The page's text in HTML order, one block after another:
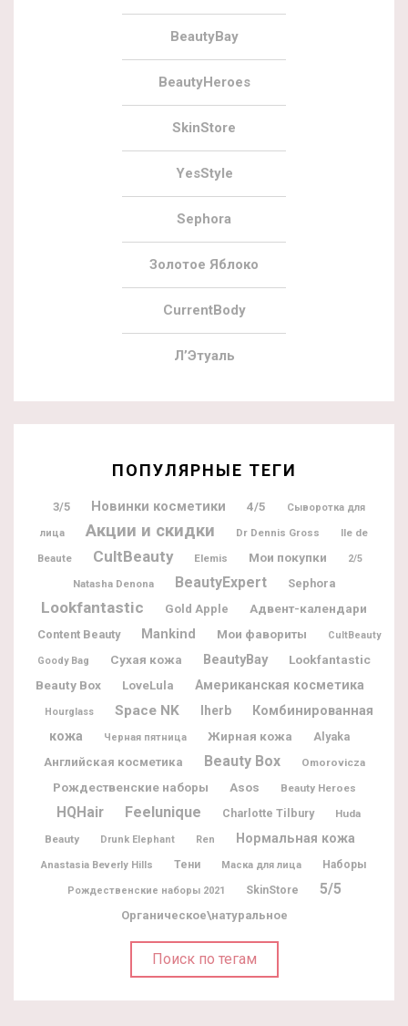
BeautyBay
BeautyHeroes
SkinStore
YesStyle
Sephora
Золотое Яблоко
CurrentBody
Л’Этуаль
ПОПУЛЯРНЫЕ ТЕГИ
3/5 Новинки косметики 4/5 Сыворотка для
лица Акции и скидки Dr Dennis Gross
Ile de
Beaute
CultBeauty Elemis Мои покупки 2/5
Natasha Denona BeautyExpert Sephora
Lookfantastic Gold Apple Адвент-календари
Content Beauty Mankind Мои фавориты CultBeauty
Goody Bag Сухая кожа BeautyBay
Lookfantastic
Beauty Box
LoveLula Американская косметика
Hourglass Space NK Iherb
Комбинированная
кожа
Черная пятница Жирная кожа
Alyaka
Английская косметика
Beauty Box Omorovicza
Рождественские наборы Asos Beauty Heroes
HQHair Feelunique Charlotte Tilbury
Huda
Beauty
Drunk Elephant Ren Нормальная кожа
Anastasia Beverly Hills Тени Маска для лица Наборы
Рождественские наборы 2021 SkinStore 5/5
Органическое\натуральное
Поиск по тегам